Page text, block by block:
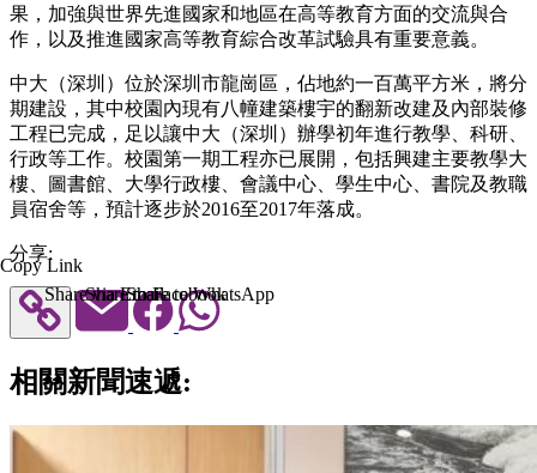
果，加強與世界先進國家和地區在高等教育方面的交流與合
作，以及推進國家高等教育綜合改革試驗具有重要意義。
中大（深圳）位於深圳市龍崗區，佔地約一百萬平方米，將分
期建設，其中校園內現有八幢建築樓宇的翻新改建及內部裝修
工程已完成，足以讓中大（深圳）辦學初年進行教學、科研、
行政等工作。校園第一期工程亦已展開，包括興建主要教學大
樓、圖書館、大學行政樓、會議中心、學生中心、書院及教職
員宿舍等，預計逐步於2016至2017年落成。
分享:
Copy Link
Share via Email
Share to Facebook
Share to WhatsApp
相關新聞速遞: